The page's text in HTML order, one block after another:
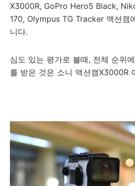
X3000R, GoPro Hero5 Black,
170, Olympus TG Tracker 액션캠
니다.
심도 있는 평가로 볼때, 전체 순위
를 받은 것은 소니 액션캠X3000R